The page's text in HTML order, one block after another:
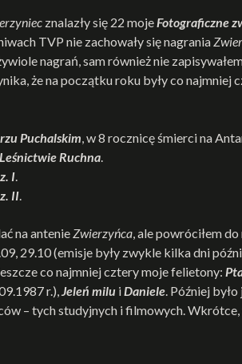
znalazły się 22 mojeFotograficzne
TVP nie zachowały się nagrania
nagrań, sam również nie
że na początku roku były co najmniej
Puchalskim , w 8 rocznicę śmierci na
Ruchna
I
II
na antenieZwierzyńca, ale powróciłem
29.10 (emisje były zwykle kilka dni
co najmniej cztery moje felietony:
r.),Jeleń milu iDaniele. Później
– tych studyjnych i filmowych.